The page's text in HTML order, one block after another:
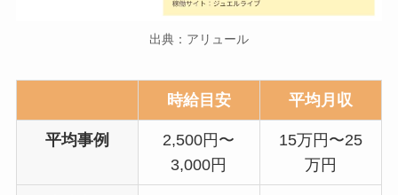
出典：アリュール
時給目安 平均月収
平均事例
2,500円〜
3,000円
15万円〜25
万円